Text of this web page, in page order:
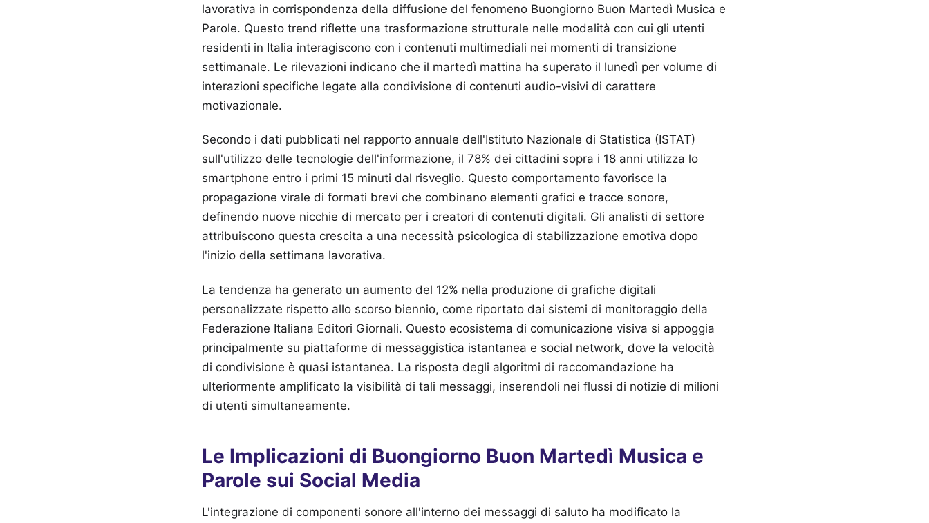
lavorativa in corrispondenza della diffusione del fenomeno Buongiorno Buon Martedì Musica e
Parole. Questo trend riflette una trasformazione strutturale nelle modalità con cui gli utenti
residenti in Italia interagiscono con i contenuti multimediali nei momenti di transizione
settimanale. Le rilevazioni indicano che il martedì mattina ha superato il lunedì per volume di
interazioni specifiche legate alla condivisione di contenuti audio-visivi di carattere
motivazionale.
Secondo i dati pubblicati nel rapporto annuale dell'Istituto Nazionale di Statistica (ISTAT)
sull'utilizzo delle tecnologie dell'informazione, il 78% dei cittadini sopra i 18 anni utilizza lo
smartphone entro i primi 15 minuti dal risveglio. Questo comportamento favorisce la
propagazione virale di formati brevi che combinano elementi grafici e tracce sonore,
definendo nuove nicchie di mercato per i creatori di contenuti digitali. Gli analisti di settore
attribuiscono questa crescita a una necessità psicologica di stabilizzazione emotiva dopo
l'inizio della settimana lavorativa.
La tendenza ha generato un aumento del 12% nella produzione di grafiche digitali
personalizzate rispetto allo scorso biennio, come riportato dai sistemi di monitoraggio della
Federazione Italiana Editori Giornali. Questo ecosistema di comunicazione visiva si appoggia
principalmente su piattaforme di messaggistica istantanea e social network, dove la velocità
di condivisione è quasi istantanea. La risposta degli algoritmi di raccomandazione ha
ulteriormente amplificato la visibilità di tali messaggi, inserendoli nei flussi di notizie di milioni
di utenti simultaneamente.
Le Implicazioni di Buongiorno Buon Martedì Musica e
Parole sui Social Media
L'integrazione di componenti sonore all'interno dei messaggi di saluto ha modificato la